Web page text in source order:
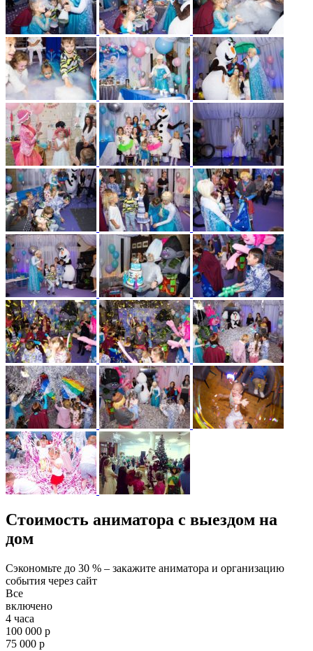
Стоимость аниматора с выездом на
дом
Сэкономьте до 30 % – закажите аниматора и организацию
события через сайт
Все
включено
4 часа
100 000 р
75 000 р